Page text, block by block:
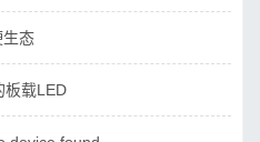
生态
板载LED